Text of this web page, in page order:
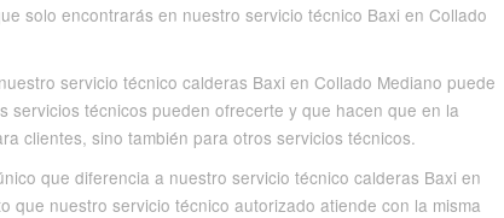
solo encontrarás en nuestro servicio técnico Baxi en Collado
servicio técnico calderas Baxi en Collado Mediano puede
técnicos pueden ofrecerte y que hacen que en la
clientes, sino también para otros servicios técnicos.
que diferencia a nuestro servicio técnico calderas Baxi en
que nuestro servicio técnico autorizado atiende con la misma